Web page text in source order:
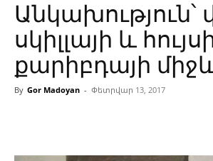
սկիլլայի և
քարիբդայի
By Gor Madoyan - Փետրվար 13, 2017